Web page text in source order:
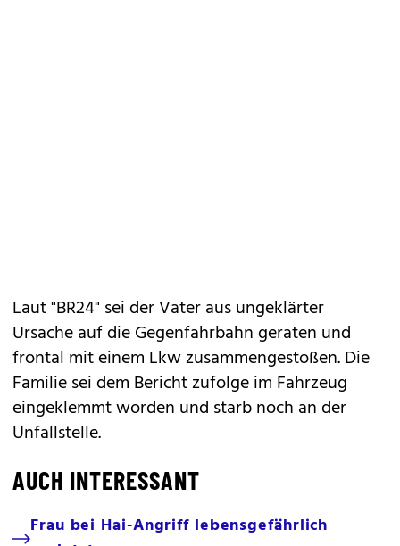
Laut "BR24" sei der Vater aus ungeklärter
Ursache auf die Gegenfahrbahn geraten und
frontal mit einem Lkw zusammengestoßen. Die
Familie sei dem Bericht zufolge im Fahrzeug
eingeklemmt worden und starb noch an der
Unfallstelle.
AUCH INTERESSANT
Frau bei Hai-Angriff lebensgefährlich